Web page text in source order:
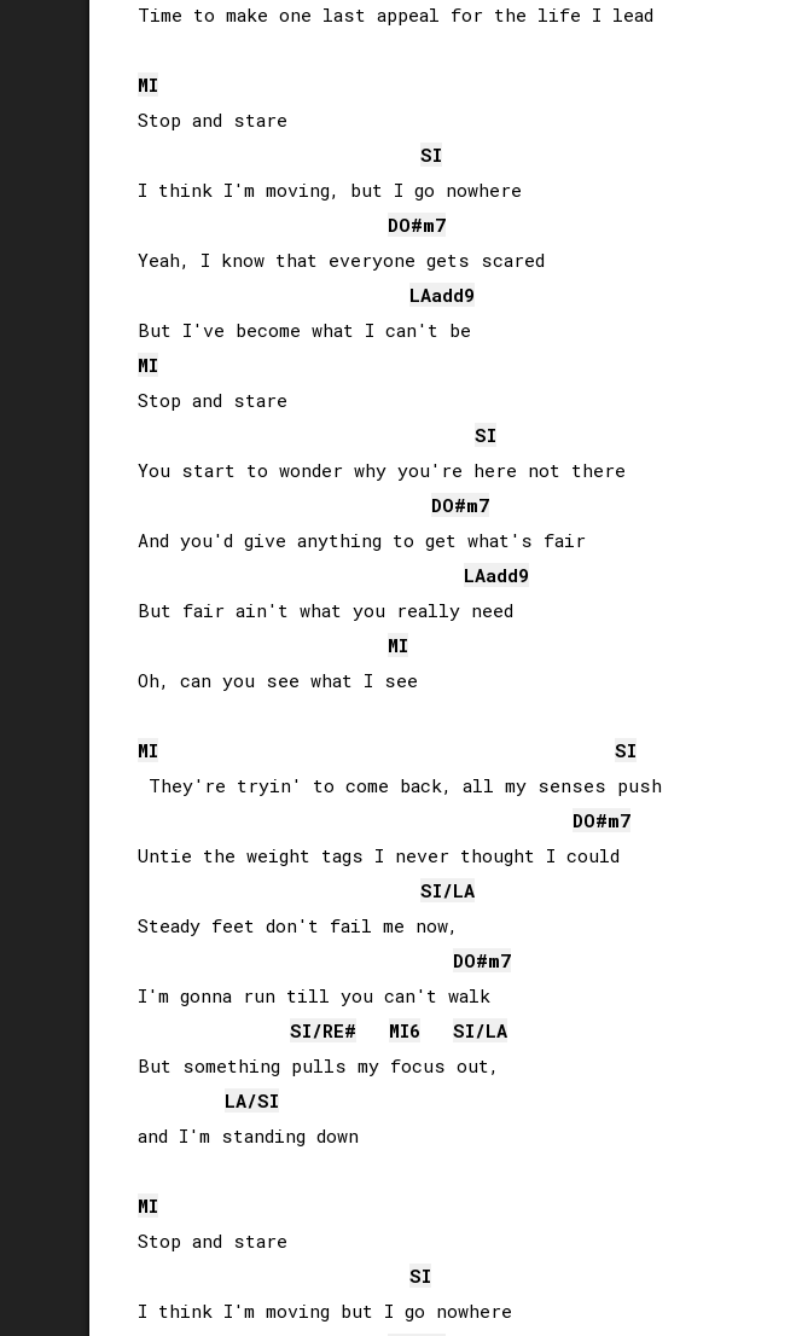
Time to make one last appeal for the life I lead
MI
Stop and stare
SI
I think I'm moving, but I go nowhere
DO#m7
Yeah, I know that everyone gets scared
LAadd9
MI
Stop and stare
SI
You start to wonder why you're here not there
DO#m7
And you'd give anything to get what's fair
LAadd9
But fair ain't what you really need
MI
Oh, can you see what I see
MI
SI
They're tryin' to come back, all my senses push
DO#m7
Untie the weight tags I never thought I could
SI/LA
Steady feet don't fail me now,
DO#m7
I'm gonna run till you can't walk
SI/RE# MI6 SI/LA
But something pulls my focus out,
LA/SI
and I'm standing down
MI
Stop and stare
SI
I think I'm moving but I go nowhere